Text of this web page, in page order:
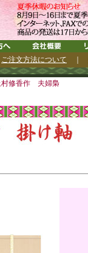
ご注文方法について
村修香作 夫婦梟